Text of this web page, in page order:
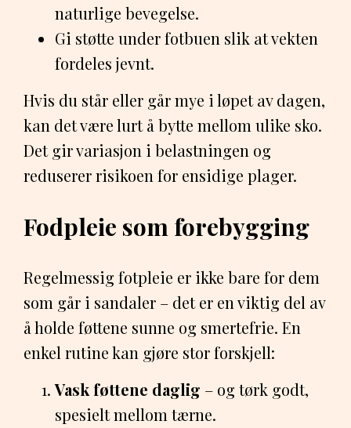
naturlige bevegelse.
Gi støtte under fotbuen slik at vekten
fordeles jevnt.
Hvis du står eller går mye i løpet av dagen,
kan det være lurt å bytte mellom ulike sko.
Det gir variasjon i belastningen og
reduserer risikoen for ensidige plager.
Fodpleie som forebygging
Regelmessig fotpleie er ikke bare for dem
som går i sandaler – det er en viktig del av
å holde føttene sunne og smertefrie. En
enkel rutine kan gjøre stor forskjell:
Vask føttene daglig – og tørk godt,
spesielt mellom tærne.